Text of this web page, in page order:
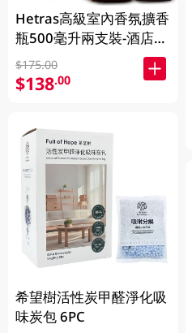
Hetras高級室內香氛擴香
瓶500毫升兩支裝-酒店木
香 1BX
$175.00
$138.00
希望樹活性炭甲醛淨化吸
味炭包 6PC